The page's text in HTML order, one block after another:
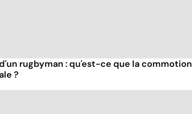
rugbyman : qu'est-ce que la commotion
?